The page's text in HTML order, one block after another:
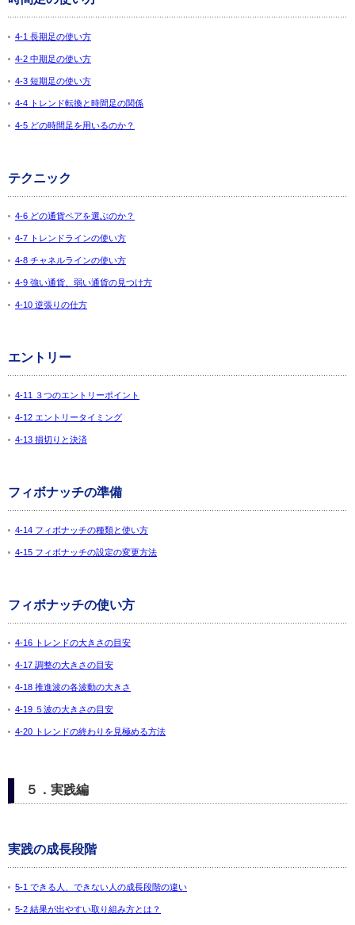
4-1 長期足の使い方
4-2 中期足の使い方
4-3 短期足の使い方
4-4 トレンド転換と時間足の関係
4-5 どの時間足を用いるのか？
テクニック
4-6 どの通貨ペアを選ぶのか？
4-7 トレンドラインの使い方
4-8 チャネルラインの使い方
4-9 強い通貨、弱い通貨の見つけ方
4-10 逆張りの仕方
エントリー
4-11 ３つのエントリーポイント
4-12 エントリータイミング
4-13 損切りと決済
フィボナッチの準備
4-14 フィボナッチの種類と使い方
4-15 フィボナッチの設定の変更方法
フィボナッチの使い方
4-16 トレンドの大きさの目安
4-17 調整の大きさの目安
4-18 推進波の各波動の大きさ
4-19 ５波の大きさの目安
4-20 トレンドの終わりを見極める方法
５．実践編
実践の成長段階
5-1 できる人、できない人の成長段階の違い
5-2 結果が出やすい取り組み方とは？